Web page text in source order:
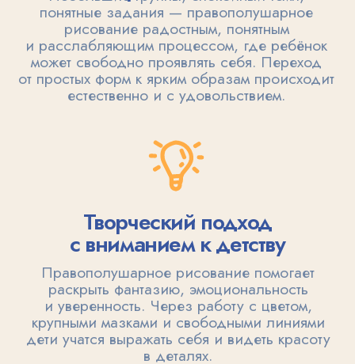
Поддержка
на каждом этапе
Опытный мастер всегда рядом —
помогает, вдохновляет и поддерживает.
Атмосфера в классе тёплая
ПРАВОПОЛУШАРНОЕ РИСОВАНИЕ
К УВЕРЕННОСТИ
И САМОСТОЯТЕЛЬНОСТИ
Когда ребёнок начинает обучение, ему
предстоит многое: привыкнуть к новому
расписанию, освоиться среди незнакомых
детей и взрослых, научиться вниманию,
усидчивости и самостоятельной работе. Этот
переходный период может сопровождаться